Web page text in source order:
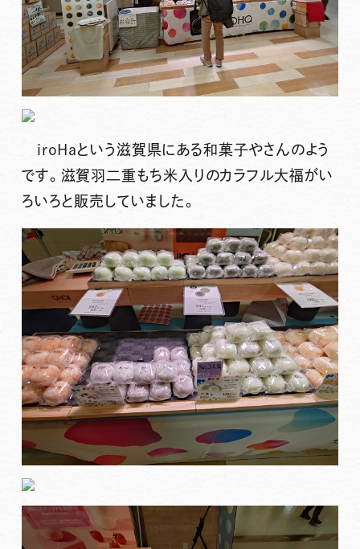
iroHaという滋賀県にある和菓子やさんのよう
です。滋賀羽二重もち米入りのカラフル大福がい
ろいろと販売していました。